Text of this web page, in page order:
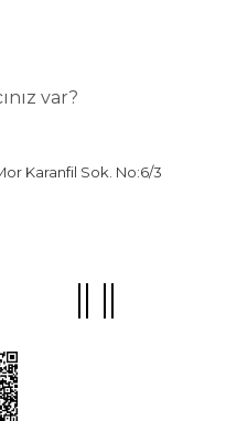
var?
Karanfil Sok. No:6/3